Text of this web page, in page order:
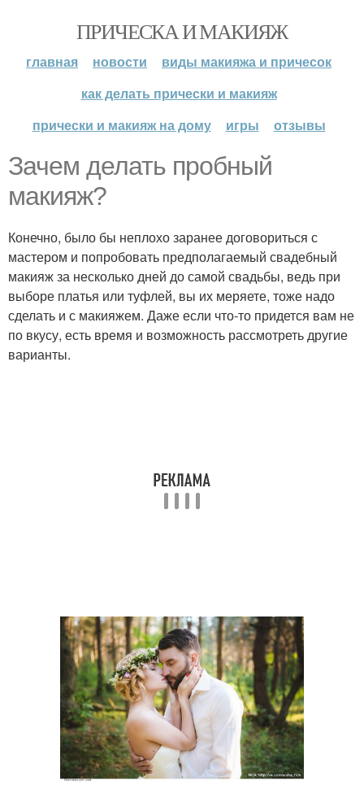
ПРИЧЕСКА И МАКИЯЖ
главная новости
виды макияжа и причесок
как делать прически и макияж
прически и макияж на дому
игры отзывы
Зачем делать пробный
макияж?
Конечно, было бы неплохо заранее договориться с
мастером и попробовать предполагаемый свадебный
макияж за несколько дней до самой свадьбы, ведь при
выборе платья или туфлей, вы их меряете, тоже надо
сделать и с макияжем. Даже если что-то придется вам не
по вкусу, есть время и возможность рассмотреть другие
варианты.